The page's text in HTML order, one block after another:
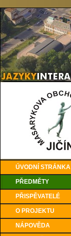
ÚVODNÍ STRÁNKA
PŘEDMĚTY
PŘISPĚVATELÉ
O PROJEKTU
NÁPOVĚDA